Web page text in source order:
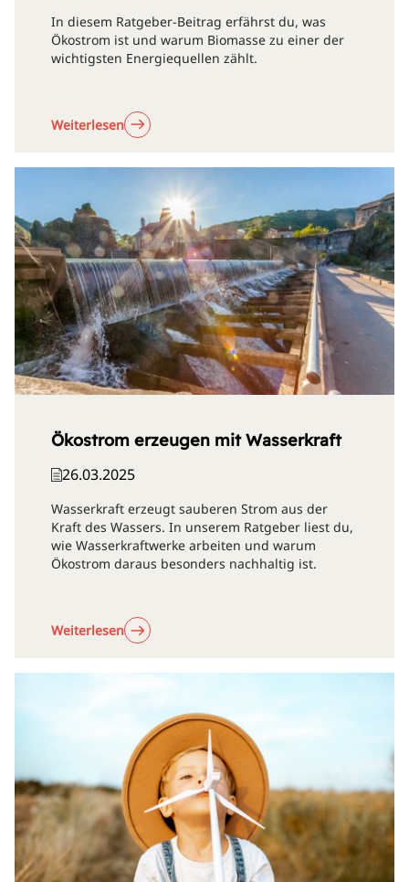
In diesem Ratgeber-Beitrag erfährst du, was
Ökostrom ist und warum Biomasse zu einer der
wichtigsten Energiequellen zählt.
Weiterlesen
Ökostrom erzeugen mit Wasserkraft
26.03.2025
Wasserkraft erzeugt sauberen Strom aus der
Kraft des Wassers. In unserem Ratgeber liest du,
wie Wasserkraftwerke arbeiten und warum
Ökostrom daraus besonders nachhaltig ist.
Weiterlesen